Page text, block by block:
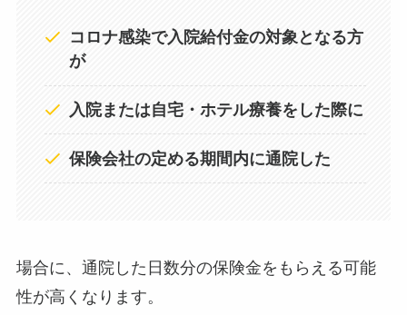
コロナ感染で入院給付金の対象となる方
が
入院または自宅・ホテル療養をした際に
保険会社の定める期間内に通院した
場合に、通院した日数分の保険金をもらえる可能
性が高くなります。